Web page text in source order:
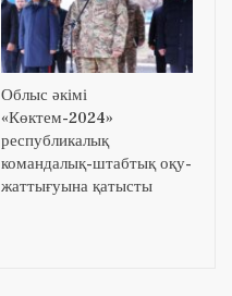
Облыс әкімі
«Көктем-2024»
республикалық
командалық-штабтық оқу-
жаттығуына қатысты